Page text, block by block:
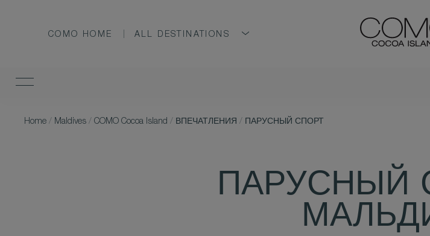
COMO HOME ALL DESTINATIONS
Home / Maldives / COMO Cocoa Island / ВПЕЧАТЛЕНИЯ / ПАРУСНЫЙ СПОРТ
ПАРУСНЫЙ